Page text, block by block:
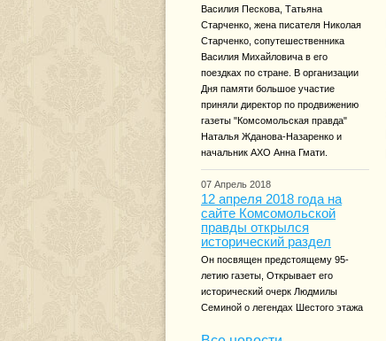
Василия Пескова, Татьяна
Старченко, жена писателя Николая
Старченко, сопутешественника
Василия Михайловича в его
поездках по стране. В организации
Дня памяти большое участие
приняли директор по продвижению
газеты "Комсомольская правда"
Наталья Жданова-Назаренко и
начальник АХО Анна Гмати.
07 Апрель 2018
12 апреля 2018 года на
сайте Комсомольской
правды открылся
исторический раздел
Он посвящен предстоящему 95-
летию газеты, Открывает его
исторический очерк Людмилы
Семиной о легендах Шестого этажа